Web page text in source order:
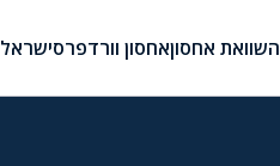
השוואת אחסוןאחסון וורדפרס